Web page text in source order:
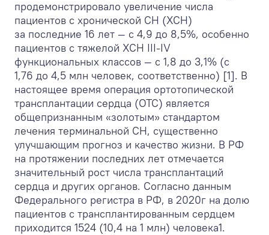
продемонстрировало увеличение числа
пациентов с хронической СН (ХСН)
за последние 16 лет — с 4,9 до 8,5%, особенно
пациентов с тяжелой ХСН III-IV
функциональных классов — с 1,8 до 3,1% (с
1,76 до 4,5 млн человек, соответственно) [1]. В
настоящее время операция ортотопической
трансплантации сердца (ОТС) является
общепризнанным «золотым» стандартом
лечения терминальной СН, существенно
улучшающим прогноз и качество жизни. В РФ
на протяжении последних лет отмечается
значительный рост числа трансплантаций
сердца и других органов. Согласно данным
Федерального регистра в РФ, в 2020г на долю
пациентов с трансплантированным сердцем
приходится 1524 (10,4 на 1 млн) человека1.